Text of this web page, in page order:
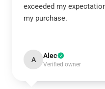
exceeded my
my purchase.
A Alec
Verified owner